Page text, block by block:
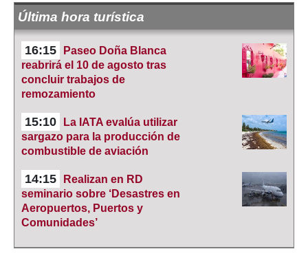
Última hora turística
16:15
Paseo Doña Blanca
reabrirá el 10 de agosto tras
concluir trabajos de
remozamiento
15:10
La IATA evalúa utilizar
sargazo para la producción de
combustible de aviación
14:15
Realizan en RD
seminario sobre ‘Desastres en
Aeropuertos, Puertos y
Comunidades’